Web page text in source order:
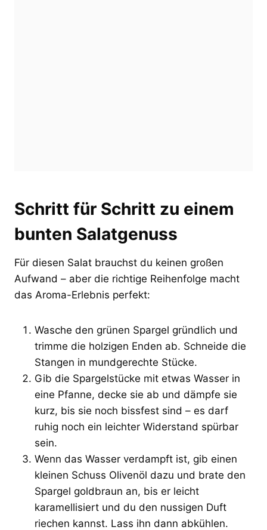
Schritt für Schritt zu einem
bunten Salatgenuss
Für diesen Salat brauchst du keinen großen
Aufwand – aber die richtige Reihenfolge macht
das Aroma-Erlebnis perfekt:
Wasche den grünen Spargel gründlich und
trimme die holzigen Enden ab. Schneide die
Stangen in mundgerechte Stücke.
Gib die Spargelstücke mit etwas Wasser in
eine Pfanne, decke sie ab und dämpfe sie
kurz, bis sie noch bissfest sind – es darf
ruhig noch ein leichter Widerstand spürbar
sein.
Wenn das Wasser verdampft ist, gib einen
kleinen Schuss Olivenöl dazu und brate den
Spargel goldbraun an, bis er leicht
karamellisiert und du den nussigen Duft
riechen kannst. Lass ihn dann abkühlen.